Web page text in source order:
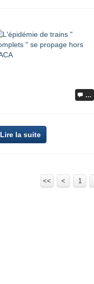
…
Lire la suite
<< < 1